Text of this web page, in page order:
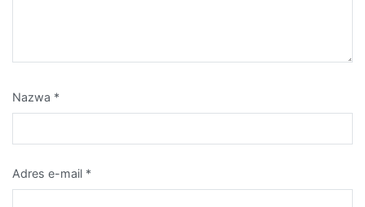
Nazwa *
Adres e-mail *